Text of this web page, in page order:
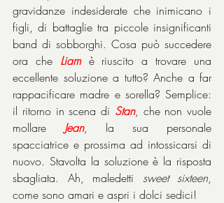
gravidanze indesiderate che inimicano i
figli, di battaglie tra piccole insignificanti
band di sobborghi. Cosa può succedere
ora che Liam è riuscito a trovare una
eccellente soluzione a tutto? Anche a far
rappacificare madre e sorella? Semplice:
il ritorno in scena di Stan, che non vuole
mollare Jean, la sua personale
spacciatrice e prossima ad intossicarsi di
nuovo. Stavolta la soluzione è la risposta
sbagliata. Ah, maledetti sweet sixteen,
come sono amari e aspri i dolci sedici!